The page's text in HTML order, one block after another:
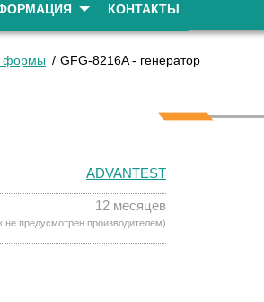
КОНТАКТЫ
формы GFG-8216A - генератор
ADVANTEST
12 месяцев
не предусмотрен производителем)